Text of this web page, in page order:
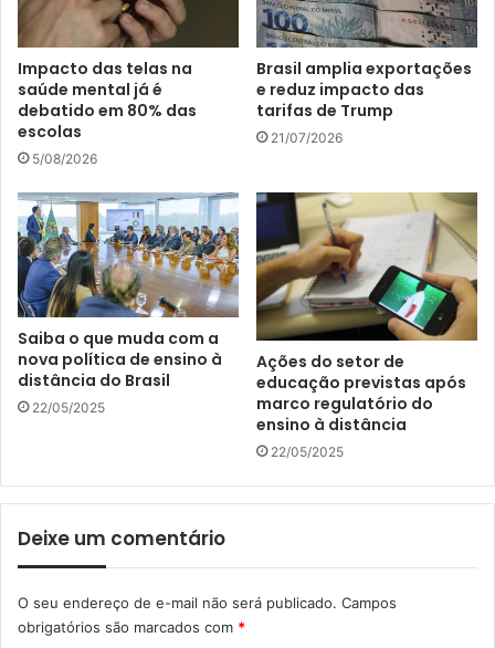
Impacto das telas na
saúde mental já é
debatido em 80% das
escolas
5/08/2026
Brasil amplia exportações
e reduz impacto das
tarifas de Trump
21/07/2026
Saiba o que muda com a
nova política de ensino à
distância do Brasil
22/05/2025
Ações do setor de
educação previstas após
marco regulatório do
ensino à distância
22/05/2025
Deixe um comentário
O seu endereço de e-mail não será publicado. Campos
obrigatórios são marcados com *